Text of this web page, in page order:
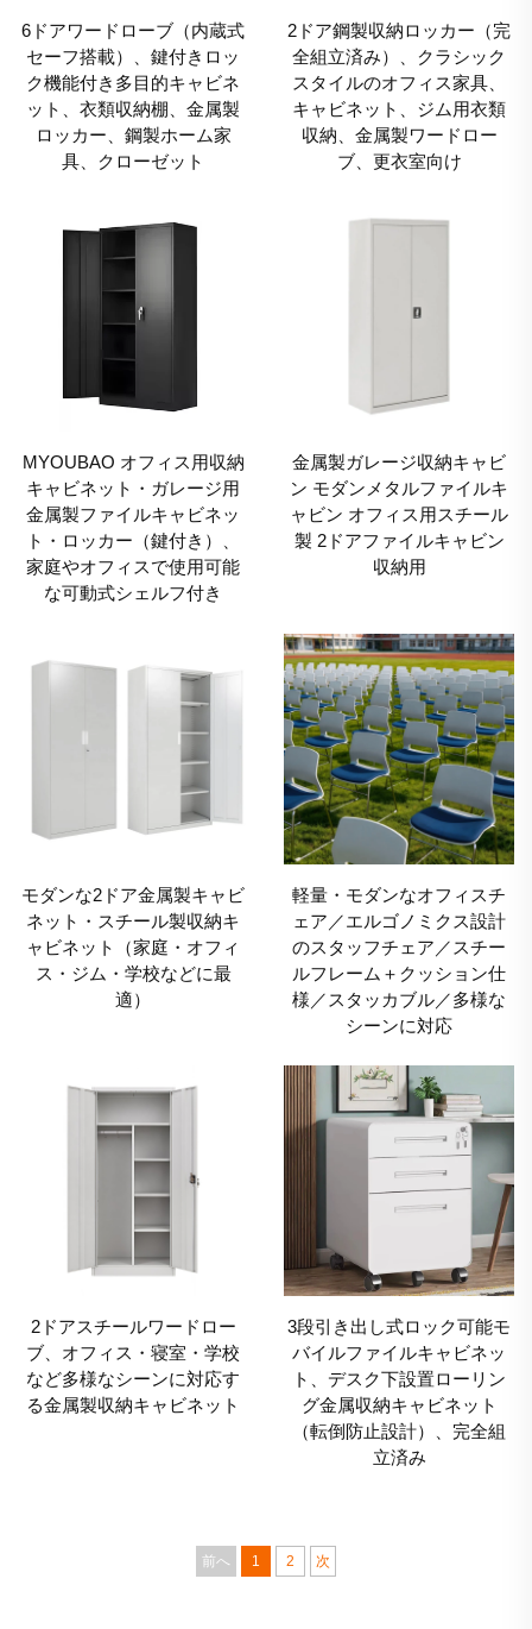
6ドアワードローブ（内蔵式
セーフ搭載）、鍵付きロッ
ク機能付き多目的キャビネ
ット、衣類収納棚、金属製
ロッカー、鋼製ホーム家
具、クローゼット
2ドア鋼製収納ロッカー（完
全組立済み）、クラシック
スタイルのオフィス家具、
キャビネット、ジム用衣類
収納、金属製ワードロー
ブ、更衣室向け
MYOUBAO オフィス用収納
キャビネット・ガレージ用
金属製ファイルキャビネッ
ト・ロッカー（鍵付き）、
家庭やオフィスで使用可能
な可動式シェルフ付き
金属製ガレージ収納キャビ
ン モダンメタルファイルキ
ャビン オフィス用スチール
製 2ドアファイルキャビン
収納用
モダンな2ドア金属製キャビ
ネット・スチール製収納キ
ャビネット（家庭・オフィ
ス・ジム・学校などに最
適）
軽量・モダンなオフィスチ
ェア／エルゴノミクス設計
のスタッフチェア／スチー
ルフレーム＋クッション仕
様／スタッカブル／多様な
シーンに対応
2ドアスチールワードロー
ブ、オフィス・寝室・学校
など多様なシーンに対応す
る金属製収納キャビネット
3段引き出し式ロック可能モ
バイルファイルキャビネッ
ト、デスク下設置ローリン
グ金属収納キャビネット
（転倒防止設計）、完全組
立済み
前へ 1 2 次